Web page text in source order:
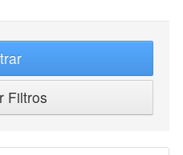
Filtros